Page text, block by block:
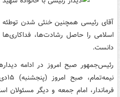
آقای رئیسی همچنین خنثی شدن توطئه
اسلامی را حاصل رشادت‌ها،
دانست.
رئیس‌جمهور صبح امروز در ادامه
فرماندار، امام جمعه و دیگر مسئولان